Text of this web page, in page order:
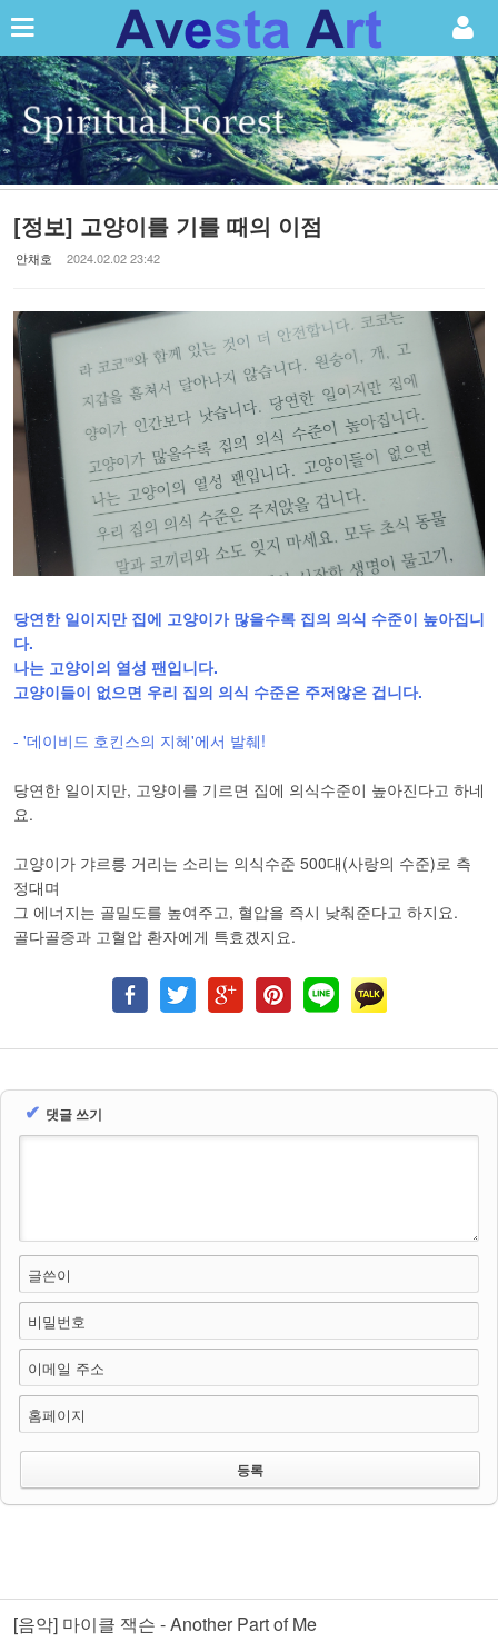
[정보] 고양이를 기를 때의 이점
안채호 2024.02.02 23:42
당연한 일이지만 집에 고양이가 많을수록 집의 의식 수준이 높아집니
다.
나는 고양이의 열성 팬입니다.
고양이들이 없으면 우리 집의 의식 수준은 주저않은 겁니다.
- '데이비드 호킨스의 지혜'에서 발췌!
당연한 일이지만, 고양이를 기르면 집에 의식수준이 높아진다고 하네
요.
고양이가 갸르릉 거리는 소리는 의식수준 500대(사랑의 수준)로 측
정대며
그 에너지는 골밀도를 높여주고, 혈압을 즉시 낮춰준다고 하지요.
골다골증과 고혈압 환자에게 특효겠지요.
✔ 댓글 쓰기
글쓴이
비밀번호
이메일 주소
홈페이지
[음악] 마이클 잭슨 - Another Part of Me
Sketchbook5, 스케치북5
Sketchbook5, 스케치북5